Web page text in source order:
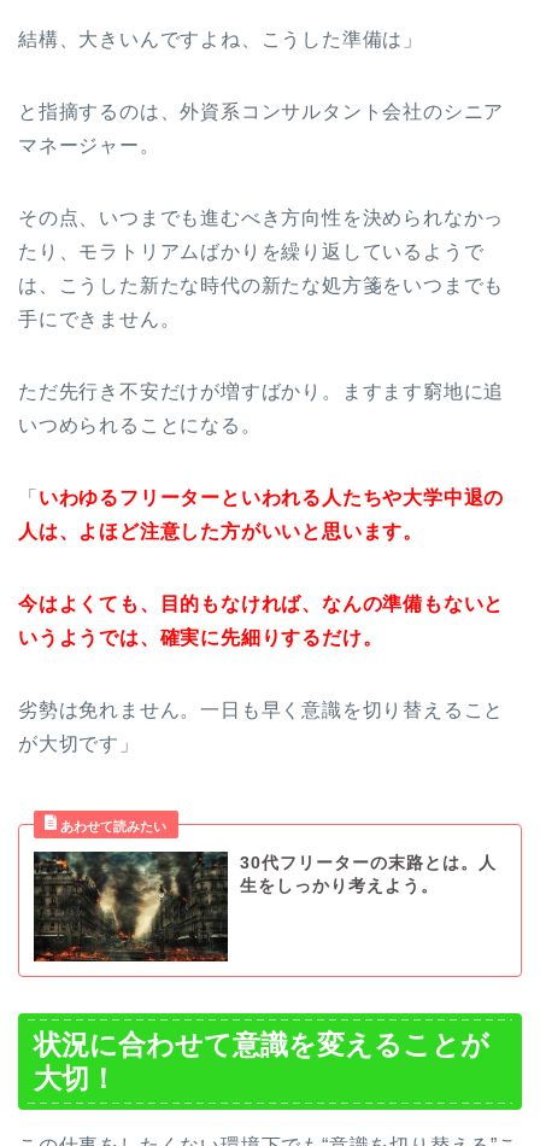
結構、大きいんですよね、こうした準備は」
と指摘するのは、外資系コンサルタント会社のシニア
マネージャー。
その点、いつまでも進むべき方向性を決められなかっ
たり、モラトリアムばかりを繰り返しているようで
は、こうした新たな時代の新たな処方箋をいつまでも
手にできません。
ただ先行き不安だけが増すばかり。ますます窮地に追
いつめられることになる。
「 いわゆるフリーターといわれる人たちや大学中退の
人は、よほど注意した方がいいと思います。
今はよくても、目的もなければ、なんの準備もないと
いうようでは、確実に先細りするだけ。
劣勢は免れません。一日も早く意識を切り替えること
が大切です」
30代フリーターの末路とは。人
生をしっかり考えよう。
状況に合わせて意識を変えることが
大切！